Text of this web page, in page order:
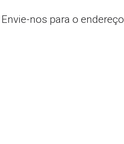
nos para o endereço